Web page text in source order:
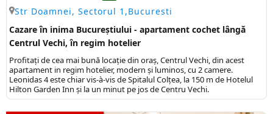
Str Doamnei, Sectorul 1,Bucuresti
Cazare în inima Bucureștiului - apartament cochet lângă
Centrul Vechi, în regim hotelier
Profitați de cea mai bună locație din oraș, Centrul Vechi, din acest
apartament in regim hotelier, modern și luminos, cu 2 camere.
Leonidas 4 este chiar vis-à-vis de Spitalul Colțea, la 150 m de Hotelul
Hilton Garden Inn și la un minut pe jos de Centru Vechi.